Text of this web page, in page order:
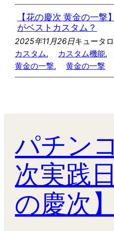
【花の慶次 黄金の一
がベストカスタム？
2025年11月26日キュータ
カスタム, カスタム機能,
黄金の一撃, 黄金の一撃
パチン
次実践
の慶次】